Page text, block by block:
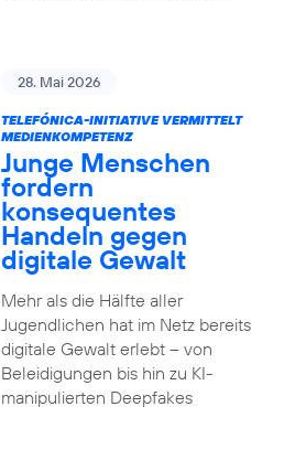
28. Mai 2026
TELEFÓNICA-INITIATIVE VERMITTELT
MEDIENKOMPETENZ
Junge Menschen
fordern
konsequentes
Handeln gegen
digitale Gewalt
Mehr als die Hälfte aller
Jugendlichen hat im Netz bereits
digitale Gewalt erlebt – von
Beleidigungen bis hin zu KI-
manipulierten Deepfakes